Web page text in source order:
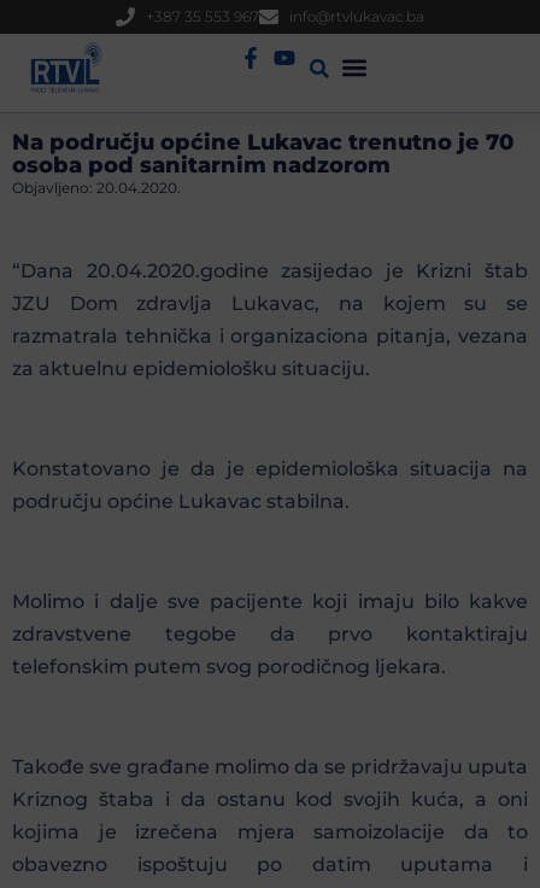
+387 35 553 967 info@rtvlukavac.ba
Na području općine Lukavac trenutno je 70
osoba pod sanitarnim nadzorom
Objavljeno: 20.04.2020.
“Dana 20.04.2020.godine zasijedao je Krizni štab
JZU Dom zdravlja Lukavac, na kojem su se
razmatrala tehnička i organizaciona pitanja, vezana
za aktuelnu epidemiološku situaciju.
Konstatovano je da je epidemiološka situacija na
području općine Lukavac stabilna.
Molimo i dalje sve pacijente koji imaju bilo kakve
zdravstvene tegobe da prvo kontaktiraju
telefonskim putem svog porodičnog ljekara.
Takođe sve građane molimo da se pridržavaju uputa
Kriznog štaba i da ostanu kod svojih kuća, a oni
kojima je izrečena mjera samoizolacije da to
obavezno ispoštuju po datim uputama i